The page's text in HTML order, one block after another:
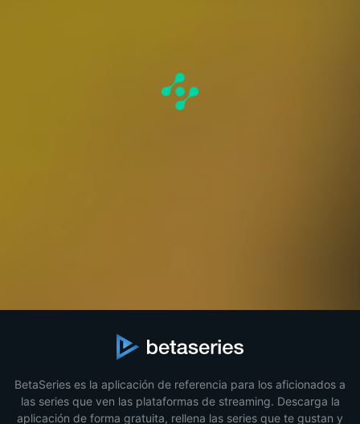
BetaSeries es la aplicación de referencia para los aficionados a
las series que ven las plataformas de streaming. Descarga la
aplicación de forma gratuita, rellena las series que te gustan y